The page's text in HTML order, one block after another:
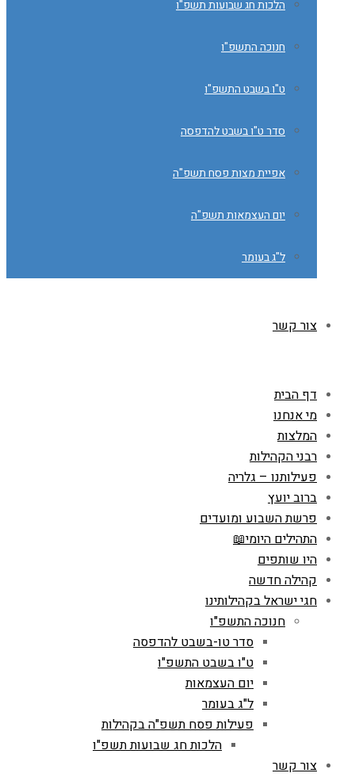
הלכות חג שבועות תשפ"ו
חנוכה התשפ"ו
ט"ו בשבט התשפ"ו
סדר ט"ו בשבט להדפסה
אפיית מצות פסח תשפ"ה
יום העצמאות תשפ"ה
ל"ג בעומר
צור קשר
דף הבית
מי אנחנו
המלצות
רבני הקהילות
פעילותנו – גלריה
ברוב יועץ
פרשת השבוע ומועדים
התהילים היומי📖
היו שותפים
קהילה חדשה
חגי ישראל בקהילותינו
חנוכה התשפ"ו
סדר טו-בשבט להדפסה
ט"ו בשבט התשפ"ו
יום העצמאות
ל"ג בעומר
פעילות פסח תשפ"ה בקהילות
הלכות חג שבועות תשפ"ו
צור קשר